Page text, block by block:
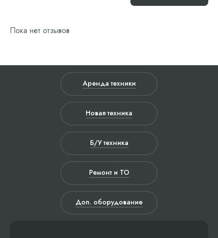
Пока нет отзывов
Аренда техники
Новая техника
Б/У техника
Ремонт и ТО
Доп. оборудование